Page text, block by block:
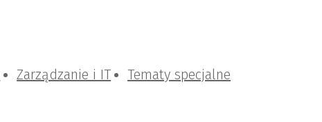
Zarządzanie i IT Tematy specjalne